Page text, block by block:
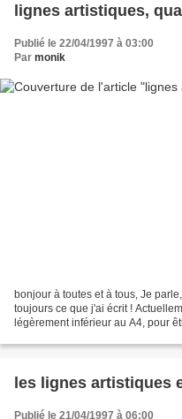
lignes artistiques,
Publié le 22/04/1997 à 03:00
Par monik
bonjour à toutes et à tous, Je
toujours ce que j'ai écrit !
légèrement inférieur au A4, pour
les lignes artistiques
Publié le 21/04/1997 à 06:00